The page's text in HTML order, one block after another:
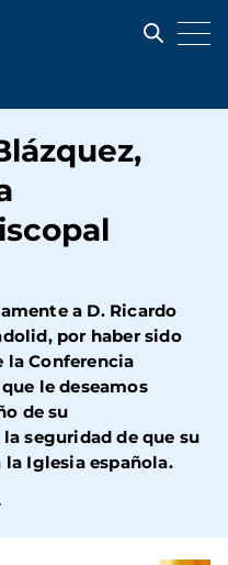
a D. Ricardo
por haber sido
la Conferencia
le deseamos
de su
seguridad de que su
la Iglesia española.